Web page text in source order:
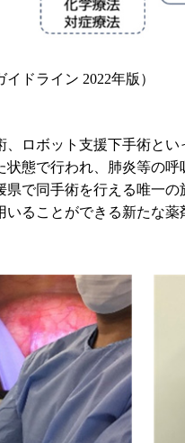
イドライン 2022年版）
ロボット支援下手術とい
態で行われ、肺炎等の
で同手術を行える唯一の
ることができる新たな